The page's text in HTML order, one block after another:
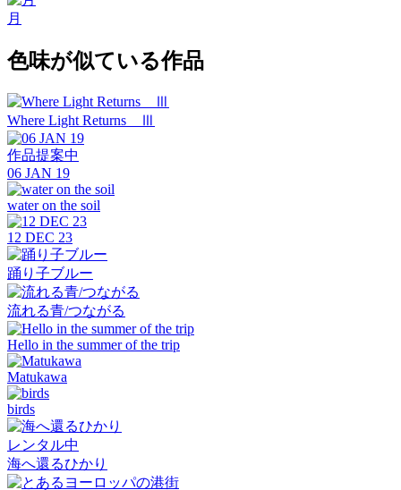
月
色味が似ている作品
Where Light Returns Ⅲ
作品提案中
06 JAN 19
water on the soil
12 DEC 23
踊り子ブルー
流れる青/つながる
Hello in the summer of the trip
Matukawa
birds
レンタル中
海へ還るひかり